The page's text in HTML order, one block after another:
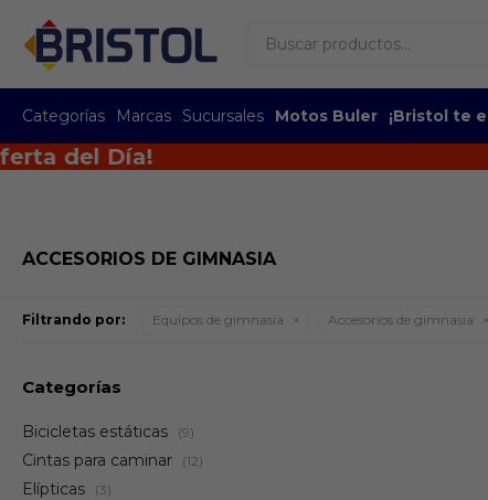
Categorías Marcas Sucursales Motos Buler ¡Bristol te
Día!
ACCESORIOS DE GIMNASIA
Filtrando por: Equipos de gimnasia Accesorios de gimnasia
Categorías
Bicicletas estáticas (9)
Cintas para caminar (12)
Elípticas (3)